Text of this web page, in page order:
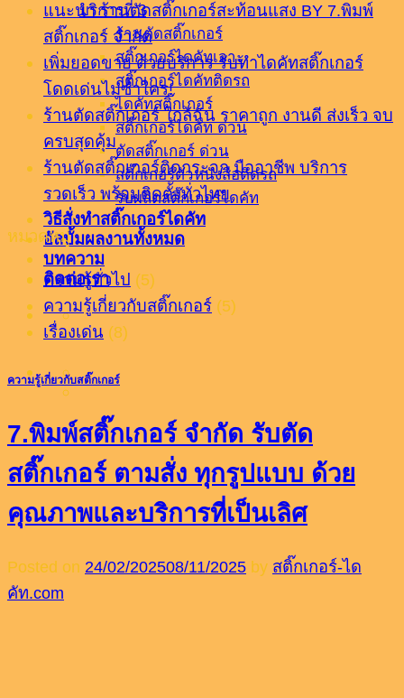
บริการที่ 3
ร้านตัดสติ๊กเกอร์
สติ๊กเกอร์ไดคัทเจาะ
สติ๊กเกอร์ไดคัทติดรถ
ไดคัทสติ๊กเกอร์
สติ๊กเกอร์ไดคัท ด่วน
ตัดสติ๊กเกอร์ ด่วน
สติ๊กเกอร์ตัวหนังสือติดรถ
รับผลิตสติ๊กเกอร์ไดคัท
วิธีสั่งทำสติ๊กเกอร์ไดคัท
อัลบั้มผลงานทั้งหมด
บทความ
ติดต่อเรา
แนะนำ ร้านตัดสติ๊กเกอร์สะท้อนแสง BY 7.พิมพ์
สติ๊กเกอร์ จำกัด
เพิ่มยอดขาย ด้วยบริการ รับทำไดคัทสติ๊กเกอร์
โดดเด่นไม่ซ้ำใคร!
ร้านตัดสติ๊กเกอร์ ใกล้ฉัน ราคาถูก งานดี ส่งเร็ว จบ
ครบสุดคุ้ม
ร้านตัดสติ๊กเกอร์ติดกระจก มืออาชีพ บริการ
รวดเร็ว พร้อมติดตั้งทั่วไทย
หมวดหมู่
ความรู้ทั่วไป (5)
ความรู้เกี่ยวกับสติ๊กเกอร์ (5)
เรื่องเด่น (8)
ความรู้เกี่ยวกับสติ๊กเกอร์
7.พิมพ์สติ๊กเกอร์ จำกัด รับตัด
สติ๊กเกอร์ ตามสั่ง ทุกรูปแบบ ด้วย
คุณภาพและบริการที่เป็นเลิศ
Posted on 24/02/202508/11/2025 by สติ๊กเกอร์-ได
คัท.com